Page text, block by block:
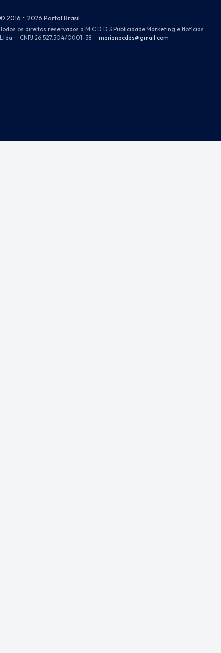
© 2016 ~ 2026 Portal Brasil
Todos os direitos reservados a M.C.D.D.S Publicidade Marketing e Notícias
Ltda · CNPJ 26.527.504/0001-58 · marianacdds@gmail.com